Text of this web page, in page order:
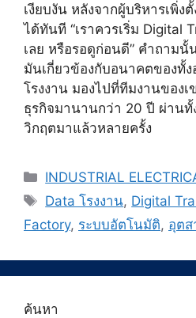
เงียบงัน หลังจากผู้บริหารเพิ่ง
ได้ทันที “เราควรเริ่ม Digital
เลย หรือรอดูก่อนดี” คำถามนั้
มันเกี่ยวข้องกับอนาคตของทั้ง
โรงงาน มองไปที่ทีมงานของ
ธุรกิจมานานกว่า 20 ปี ผ่านทั้
วิกฤตมาแล้วหลายครั้ง
Categories
INDUSTRIAL
Tags
Data โรงงาน, Digital
Factory, ระบบอัตโนมัติ, อุตส
ค้นหา